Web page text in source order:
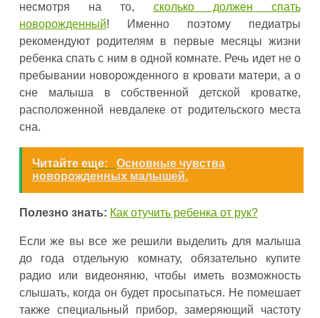
несмотря на то, сколько должен спать
новорожденный! Именно поэтому педиатры
рекомендуют родителям в первые месяцы жизни
ребенка спать с ним в одной комнате. Речь идет не о
пребывании новорожденного в кровати матери, а о
сне малыша в собственной детской кроватке,
расположенной невдалеке от родительского места
сна.
Читайте еще:
Основные чувства
новорожденных малышей.
Полезно знать: Как отучить ребенка от рук?
Если же вы все же решили выделить для малыша
до года отдельную комнату, обязательно купите
радио или видеоняню, чтобы иметь возможность
слышать, когда он будет просыпаться. Не помешает
также специальный прибор, замеряющий частоту